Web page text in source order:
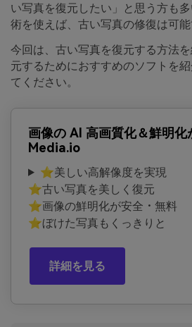
い写真を復元したい」と思う方も
術を使えば、古い写真の修復は可能
今回は、古い写真を復元する方法
元するためにおすすめのソフトを
てください。
画像の AI 高画質化＆鮮明化
Media.io
⭐美しい高解像度を実現
⭐古い写真を美しく復元
⭐画像の鮮明化が安全・無料
⭐ぼけた写真もくっきりと
詳細を見る